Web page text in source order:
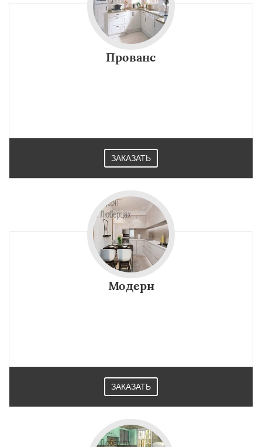
Прованс
ЗАКАЗАТЬ
Модерн
ЗАКАЗАТЬ